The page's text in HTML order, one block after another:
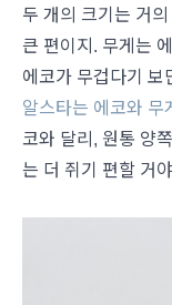
두 개의 크기는 거
큰 편이지. 무게는
에코가 무겁다기 보
알스타는 에코와 무
코와 달리, 원통 양
는 더 쥐기 편할 거